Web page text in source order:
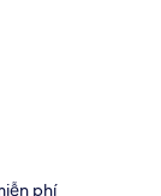
phí